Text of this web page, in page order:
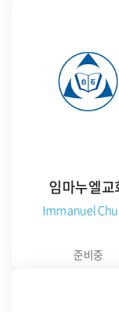
임마누엘교
Immanuel
준비중